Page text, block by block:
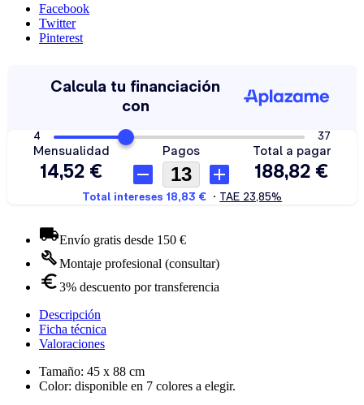
Facebook
Twitter
Pinterest
Envío gratis desde 150 €
Montaje profesional (consultar)
3% descuento por transferencia
Descripción
Ficha técnica
Valoraciones
Tamaño: 45 x 88 cm
Color: disponible en 7 colores a elegir.